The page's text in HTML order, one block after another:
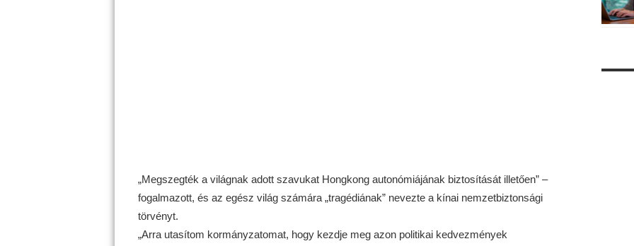
„Megszegték a világnak adott szavukat Hongkong autonómiájának biztosítását illetően” –
fogalmazott, és az egész világ számára „tragédiának” nevezte a kínai nemzetbiztonsági
törvényt.
„Arra utasítom kormányzatomat, hogy kezdje meg azon politikai kedvezmények